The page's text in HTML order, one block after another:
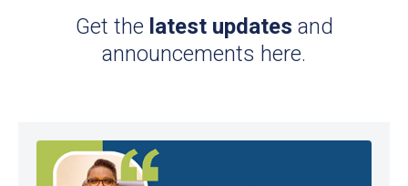
Get the latest updates and
announcements here.